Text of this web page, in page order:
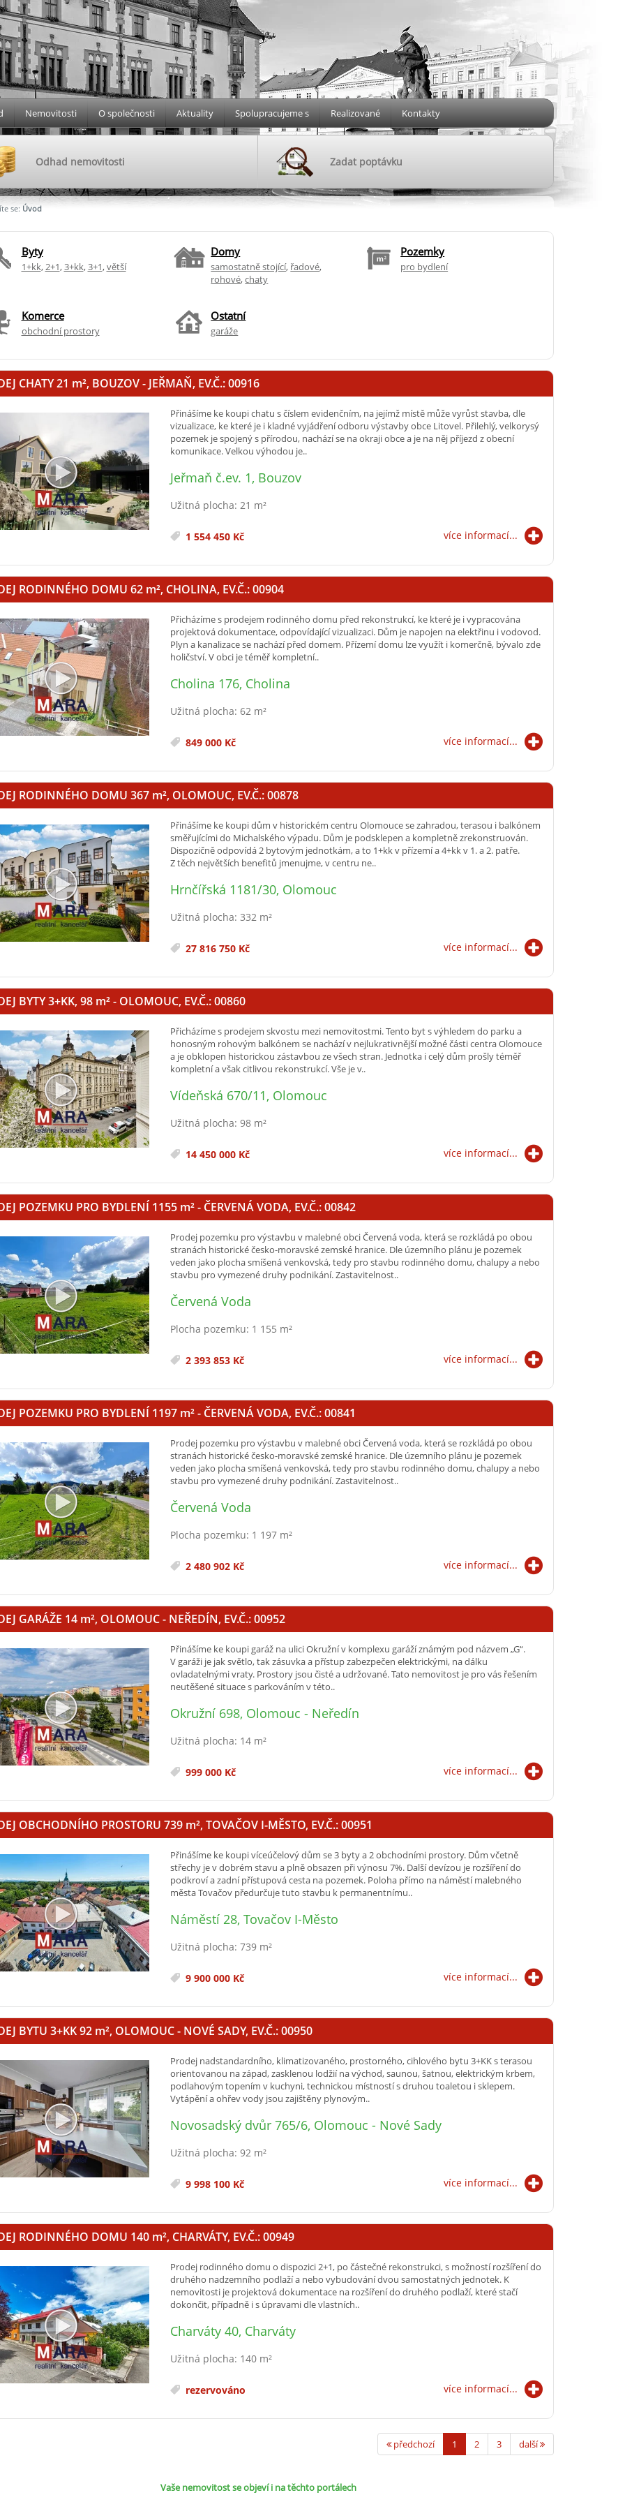
Nemovitosti O společnosti Aktuality Spolupracujeme s Realizované Kontakty
Odhad nemovitosti Zadat poptávku
se: Úvod
Byty
1+kk,2+1,3+kk,3+1,větší
Domy
samostatně stojící, řadové,
rohové,chaty
Pozemky
pro bydlení
Komerce
obchodní prostory
Ostatní
garáže
CHATY 21 m², BOUZOV - JEŘMAŇ, EV.Č.: 00916
Přinášíme ke koupi chatu s číslem evidenčním, na jejímž místě může vyrůst stavba, dle
vizualizace, ke které je i kladné vyjádření odboru výstavby obce Litovel. Přilehlý, velkorysý
pozemek je spojený s přírodou, nachází se na okraji obce a je na něj příjezd z obecní
komunikace. Velkou výhodou je..
Jeřmaň č.ev. 1, Bouzov
Užitná plocha: 21 m²
1 554 450 Kč více informací...
RODINNÉHO DOMU 62 m², CHOLINA, EV.Č.: 00904
Přicházíme s prodejem rodinného domu před rekonstrukcí, ke které je i vypracována
projektová dokumentace, odpovídající vizualizaci. Dům je napojen na elektřinu i vodovod.
Plyn a kanalizace se nachází před domem. Přízemí domu lze využít i komerčně, bývalo zde
holičství. V obci je téměř kompletní..
Cholina 176, Cholina
Užitná plocha: 62 m²
849 000 Kč více informací...
RODINNÉHO DOMU 367 m², OLOMOUC, EV.Č.: 00878
Přinášíme ke koupi dům v historickém centru Olomouce se zahradou, terasou i balkónem
směřujícími do Michalského výpadu. Dům je podsklepen a kompletně zrekonstruován.
Dispozičně odpovídá 2 bytovým jednotkám, a to 1+kk v přízemí a 4+kk v 1. a 2. patře.
Z těch největších benefitů jmenujme, v centru ne..
Hrnčířská 1181/30, Olomouc
Užitná plocha: 332 m²
27 816 750 Kč více informací...
BYTY 3+KK, 98 m²- OLOMOUC, EV.Č.: 00860
Přicházíme s prodejem skvostu mezi nemovitostmi. Tento byt s výhledem do parku a
honosným rohovým balkónem se nachází v nejlukrativnější možné části centra Olomouce
a je obklopen historickou zástavbou ze všech stran. Jednotka i celý dům prošly téměř
kompletní a však citlivou rekonstrukcí. Vše je v..
Vídeňská 670/11, Olomouc
Užitná plocha: 98 m²
14 450 000 Kč více informací...
POZEMKU PRO BYDLENÍ 1155 m²- ČERVENÁ VODA, EV.Č.: 00842
Prodej pozemku pro výstavbu v malebné obci Červená voda, která se rozkládá po obou
stranách historické česko-moravské zemské hranice. Dle územního plánu je pozemek
veden jako plocha smíšená venkovská, tedy pro stavbu rodinného domu, chalupy a nebo
stavbu pro vymezené druhy podnikání. Zastavitelnost..
Červená Voda
Plocha pozemku: 1 155 m²
2 393 853 Kč více informací...
POZEMKU PRO BYDLENÍ 1197 m²- ČERVENÁ VODA, EV.Č.: 00841
Prodej pozemku pro výstavbu v malebné obci Červená voda, která se rozkládá po obou
stranách historické česko-moravské zemské hranice. Dle územního plánu je pozemek
veden jako plocha smíšená venkovská, tedy pro stavbu rodinného domu, chalupy a nebo
stavbu pro vymezené druhy podnikání. Zastavitelnost..
Červená Voda
Plocha pozemku: 1 197 m²
2 480 902 Kč více informací...
GARÁŽE 14 m², OLOMOUC - NEŘEDÍN, EV.Č.: 00952
Přinášíme ke koupi garáž na ulici Okružní v komplexu garáží známým pod názvem „G“.
V garáži je jak světlo, tak zásuvka a přístup zabezpečen elektrickými, na dálku
ovladatelnými vraty. Prostory jsou čisté a udržované. Tato nemovitost je pro vás řešením
neutěšené situace s parkováním v této..
Okružní 698, Olomouc - Neředín
Užitná plocha: 14 m²
999 000 Kč více informací...
OBCHODNÍHO PROSTORU 739 m², TOVAČOV I-MĚSTO, EV.Č.: 00951
Přinášíme ke koupi víceúčelový dům se 3 byty a 2 obchodními prostory. Dům včetně
střechy je v dobrém stavu a plně obsazen při výnosu 7%. Další devízou je rozšíření do
podkroví a zadní přístupová cesta na pozemek. Poloha přímo na náměstí malebného
města Tovačov předurčuje tuto stavbu k permanentnímu..
Náměstí 28, Tovačov I-Město
Užitná plocha: 739 m²
9 900 000 Kč více informací...
BYTU 3+KK 92 m², OLOMOUC - NOVÉ SADY, EV.Č.: 00950
Prodej nadstandardního, klimatizovaného, prostorného, cihlového bytu 3+KK s terasou
orientovanou na západ, zasklenou lodžií na východ, saunou, šatnou, elektrickým krbem,
podlahovým topením v kuchyni, technickou místností s druhou toaletou i sklepem.
Vytápění a ohřev vody jsou zajištěny plynovým..
Novosadský dvůr 765/6, Olomouc - Nové Sady
Užitná plocha: 92 m²
9 998 100 Kč více informací...
RODINNÉHO DOMU 140 m², CHARVÁTY, EV.Č.: 00949
Prodej rodinného domu o dispozici 2+1, po částečné rekonstrukci, s možností rozšíření do
druhého nadzemního podlaží a nebo vybudování dvou samostatných jednotek. K
nemovitosti je projektová dokumentace na rozšíření do druhého podlaží, které stačí
dokončit, případně i s úpravami dle vlastních..
Charváty 40, Charváty
Užitná plocha: 140 m²
rezervováno více informací...
předchozí 1 2 3 další
Vaše nemovitost se objeví i na těchto portálech